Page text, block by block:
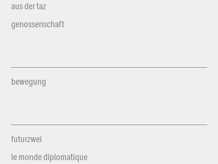
aus der taz
genossenschaft
bewegung
futurzwei
le monde diplomatique